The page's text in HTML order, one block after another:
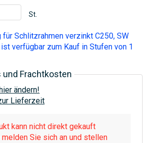
St.
Schlitzrahmen verzinkt C250, SW
verfügbar zum Kauf in Stufen von 1
und Frachtkosten
ändern!
Lieferzeit
kann nicht direkt gekauft
Sie sich an und stellen